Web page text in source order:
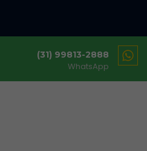
(31) 99813-2888
WhatsApp